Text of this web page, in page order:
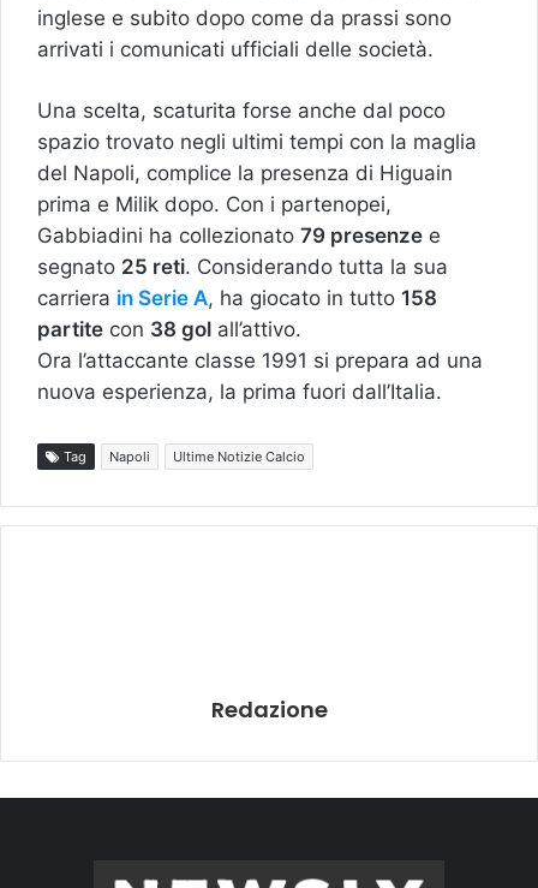
inglese e subito dopo come da prassi sono
arrivati i comunicati ufficiali delle società.
Una scelta, scaturita forse anche dal poco
spazio trovato negli ultimi tempi con la maglia
del Napoli, complice la presenza di Higuain
prima e Milik dopo. Con i partenopei,
Gabbiadini ha collezionato 79 presenze e
segnato 25 reti. Considerando tutta la sua
carriera in Serie A, ha giocato in tutto 158
partite con 38 gol all’attivo.
Ora l’attaccante classe 1991 si prepara ad una
nuova esperienza, la prima fuori dall’Italia.
Tag Napoli Ultime Notizie Calcio
Redazione